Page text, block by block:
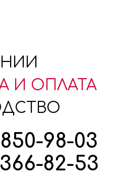
И ОПЛАТА
98-03
82-53